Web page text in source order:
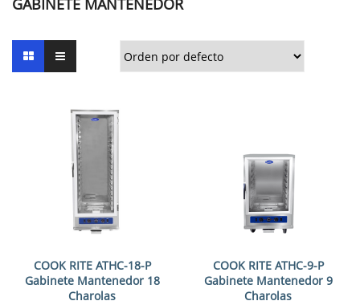
GABINETE MANTENEDOR
COOK RITE ATHC-18-P
Gabinete Mantenedor 18
Charolas
COOK RITE ATHC-9-P
Gabinete Mantenedor 9
Charolas